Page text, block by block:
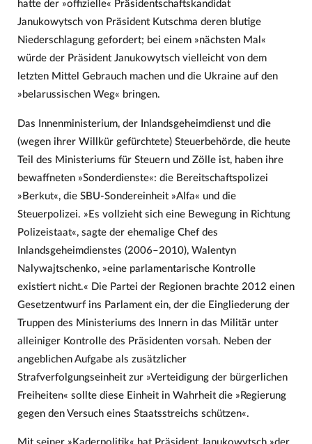
hatte der »offizielle« Präsidentschaftskandidat
Janukowytsch von Präsident Kutschma deren blutige
Niederschlagung gefordert; bei einem »nächsten Mal«
würde der Präsident Janukowytsch vielleicht von dem
letzten Mittel Gebrauch machen und die Ukraine auf den
»belarussischen Weg« bringen.
Das Innenministerium, der Inlandsgeheimdienst und die
(wegen ihrer Willkür gefürchtete) Steuerbehörde, die heute
Teil des Ministeriums für Steuern und Zölle ist, haben ihre
bewaffneten »Sonderdienste«: die Bereitschaftspolizei
»Berkut«, die SBU-Sondereinheit »Alfa« und die
Steuerpolizei. »Es vollzieht sich eine Bewegung in Richtung
Polizeistaat«, sagte der ehemalige Chef des
Inlandsgeheimdienstes (2006–2010), Walentyn
Nalywajtschenko, »eine parlamentarische Kontrolle
existiert nicht.« Die Partei der Regionen brachte 2012 einen
Gesetzentwurf ins Parlament ein, der die Eingliederung der
Truppen des Ministeriums des Innern in das Militär unter
alleiniger Kontrolle des Präsidenten vorsah. Neben der
angeblichen Aufgabe als zusätzlicher
Strafverfolgungseinheit zur »Verteidigung der bürgerlichen
Freiheiten« sollte diese Einheit in Wahrheit die »Regierung
gegen den Versuch eines Staatsstreichs schützen«.